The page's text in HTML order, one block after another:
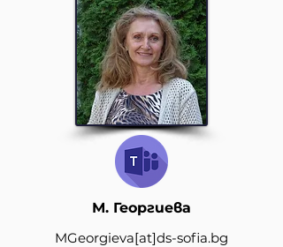
М. Георгиева
MGeorgieva[at]ds-sofia.bg